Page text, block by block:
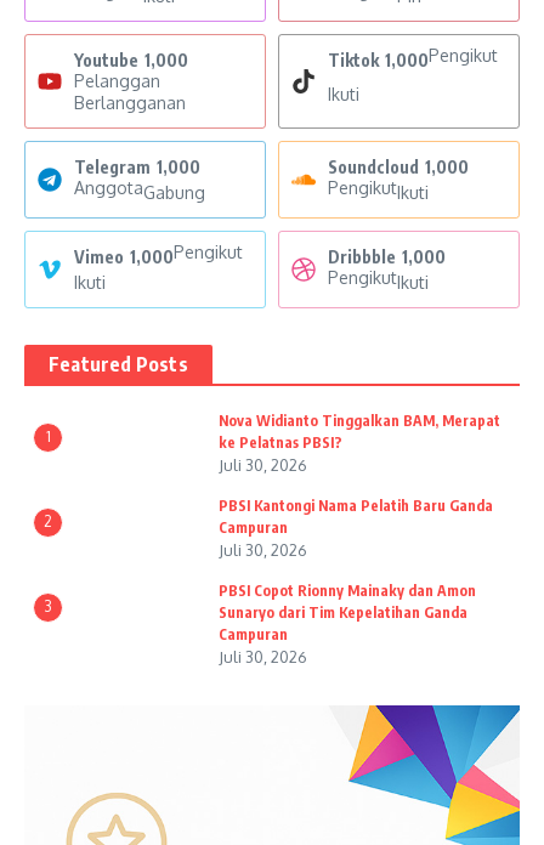
Youtube 1,000
Pelanggan
Berlangganan
Tiktok 1,000Pengikut
Ikuti
Telegram 1,000
AnggotaGabung
Soundcloud 1,000
PengikutIkuti
Vimeo 1,000Pengikut
Ikuti
Dribbble 1,000
PengikutIkuti
Featured Posts
1
Nova Widianto Tinggalkan BAM, Merapat
ke Pelatnas PBSI?
Juli 30, 2026
2
PBSI Kantongi Nama Pelatih Baru Ganda
Campuran
Juli 30, 2026
3
PBSI Copot Rionny Mainaky dan Amon
Sunaryo dari Tim Kepelatihan Ganda
Campuran
Juli 30, 2026